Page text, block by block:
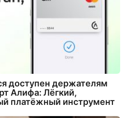
доступен держателям
Алифа: Лёгкий,
платёжный инструмент